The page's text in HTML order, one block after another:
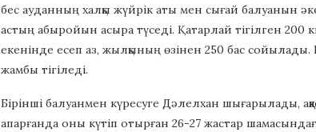
бес ауданның халқы жүйрік аты мен сығай балуанын
астың абыройын асыра түседі. Қатарлай тігілген 200
екенінде есеп аз, жылқының өзінен 250 бас сойылады.
жамбы тігіледі.
Бірінші балуанмен күресуге Дәлелхан шығарылады,
апарғанда оны күтіп отырған 26-27 жастар